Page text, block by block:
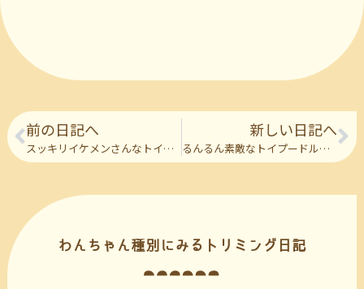
前の日記へ
スッキリイケメンさんなトイプードルの彼
新しい日記へ
るんるん素敵なトイプードルの彼
わんちゃん種別にみるトリミング日記